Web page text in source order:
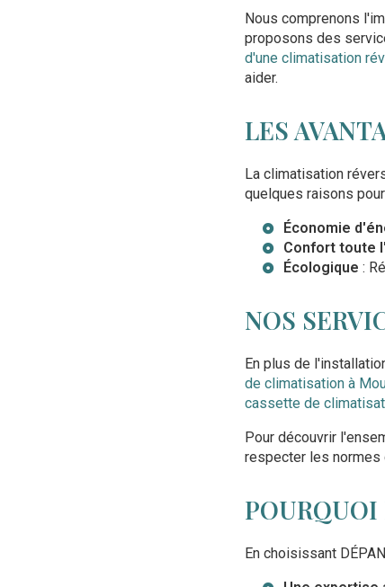
Nous comprenons
proposons des
d'une climatisation
aider.
LES
La climatisation
quelques raisons
Économie
Confort toute
Écologique :
NOS
En plus de
de climatisation à
cassette de
Pour découvrir
respecter les
POURQUOI
En choisissant